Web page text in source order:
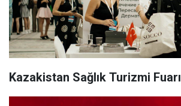
Kazakistan Sağlık Turizmi Fuarı